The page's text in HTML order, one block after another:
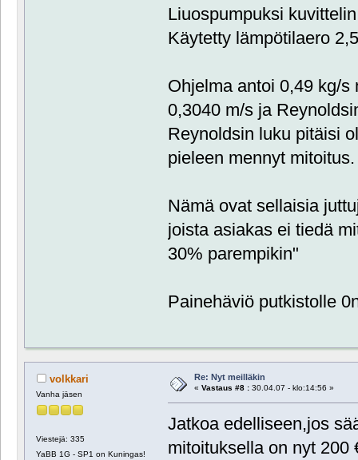
Liuospumpuksi
Käytetty lämpötilaero
Ohjelma antoi 0,49 kg/
0,3040 m/s ja
Reynoldsin luku pitäisi
pieleen mennyt mitoitus.
Nämä ovat sellaisia
joista asiakas ei tiedä
30% parempikin"
Painehäviö putkistolle
volkkari
Vanha jäsen
Viestejä: 335
YaBB 1G - SP1 on Kuningas!
Re: Nyt meilläkin
« Vastaus #8 :30.04.07 - klo:14:56 »
Jatkoa edelliseen,jos
mitoituksella on nyt 200